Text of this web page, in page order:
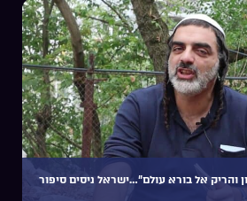
והריק אל בורא עולם”…ישראל ניסים סיפור